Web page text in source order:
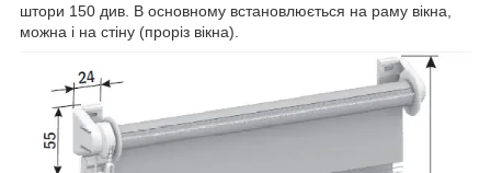
штори 150 див. В основному встановлюється на раму вікна,
можна і на стіну (проріз вікна).